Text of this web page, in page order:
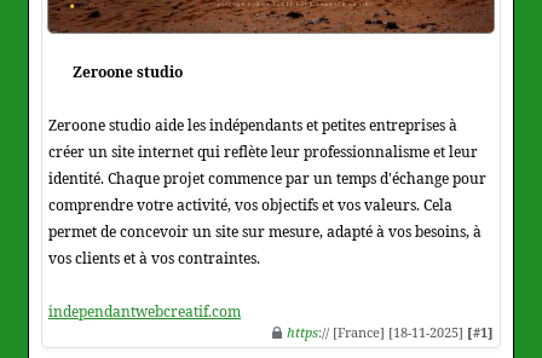
Zeroone studio
Zeroone studio aide les indépendants et petites entreprises à
créer un site internet qui reflète leur professionnalisme et leur
identité. Chaque projet commence par un temps d'échange pour
comprendre votre activité, vos objectifs et vos valeurs. Cela
permet de concevoir un site sur mesure, adapté à vos besoins, à
vos clients et à vos contraintes.
independantwebcreatif.com
https:// [France] [18-11-2025] [#1]